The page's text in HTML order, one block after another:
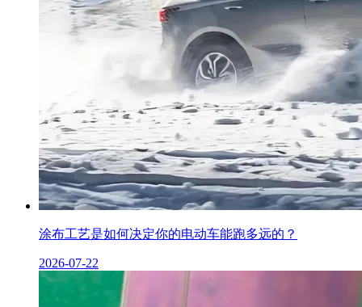
涂布工艺是如何决定你的电动车能跑多远的？
2026-07-22